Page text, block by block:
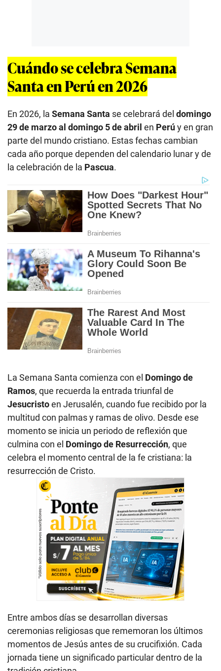
Cuándo se celebra Semana
Santa en Perú en 2026
En 2026, la Semana Santa se celebrará del domingo
29 de marzo al domingo 5 de abril en Perúy en gran
parte del mundo cristiano. Estas fechas cambian
cada año porque dependen del calendario lunar y de
la celebración de la Pascua.
La Semana Santa comienza con el Domingo de
Ramos, que recuerda la entrada triunfal de
Jesucristoen Jerusalén, cuando fue recibido por la
multitud con palmas y ramas de olivo. Desde ese
momento se inicia un periodo de reflexión que
culmina con el Domingo de Resurrección, que
celebra el momento central de la fe cristiana: la
resurrección de Cristo.
Entre ambos días se desarrollan diversas
ceremonias religiosas que rememoran los últimos
momentos de Jesús antes de su crucifixión. Cada
jornada tiene un significado particular dentro de la